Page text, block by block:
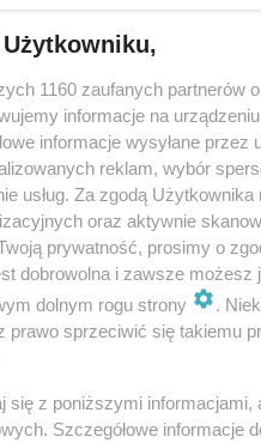
lotniska Ławica
1160 zaufanych partnerów
informacje na
informacje wysyłane
reklam, wybór
usług. Za zgodą
oraz aktywnie
prywatność, prosimy o
dobrowolna i zawsze
dolnym rogu strony
.
prawo sprzeciwić się takiemu
się z poniższymi
Szczegółowe informacje